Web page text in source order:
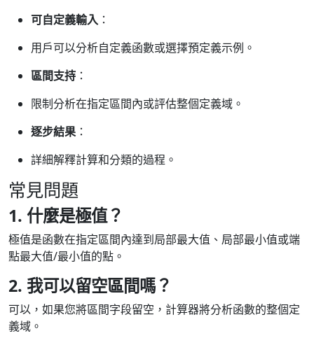
可自定義輸入 ：
用戶可以分析自定義函數或選擇預定義示例。
區間支持 ：
限制分析在指定區間內或評估整個定義域。
逐步結果 ：
詳細解釋計算和分類的過程。
常見問題
1. 什麼是極值？
極值是函數在指定區間內達到局部最大值、局部最小值或端
點最大值/最小值的點。
2. 我可以留空區間嗎？
可以，如果您將區間字段留空，計算器將分析函數的整個定
義域。